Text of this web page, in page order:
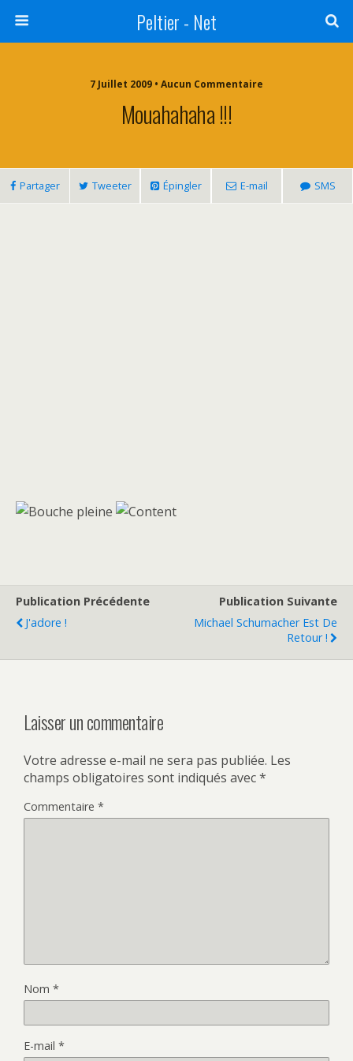
Peltier - Net
7 Juillet 2009 • Aucun Commentaire
Mouahahaha !!!
Partager Tweeter Épingler E-mail SMS
Publication Précédente
J'adore !
Publication Suivante
Michael Schumacher Est De
Retour !
Laisser un commentaire
Votre adresse e-mail ne sera pas publiée. Les
champs obligatoires sont indiqués avec*
Commentaire *
Nom *
E-mail *